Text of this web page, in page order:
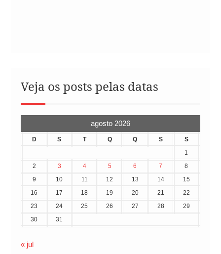
Veja os posts pelas datas
agosto 2026
D S T Q Q S
S
1
2
3 4 5 6 7
8
9
10 11 12 13 14
15
16
17 18 19 20 21
22
23
24 25 26 27 28
29
30
31
« jul